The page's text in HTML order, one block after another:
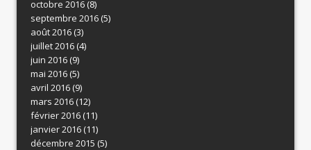
octobre 2016(8)
septembre 2016(5)
août 2016(3)
juillet 2016(4)
juin 2016(9)
mai 2016(5)
avril 2016(9)
mars 2016(12)
février 2016(11)
janvier 2016(11)
décembre 2015 (5)